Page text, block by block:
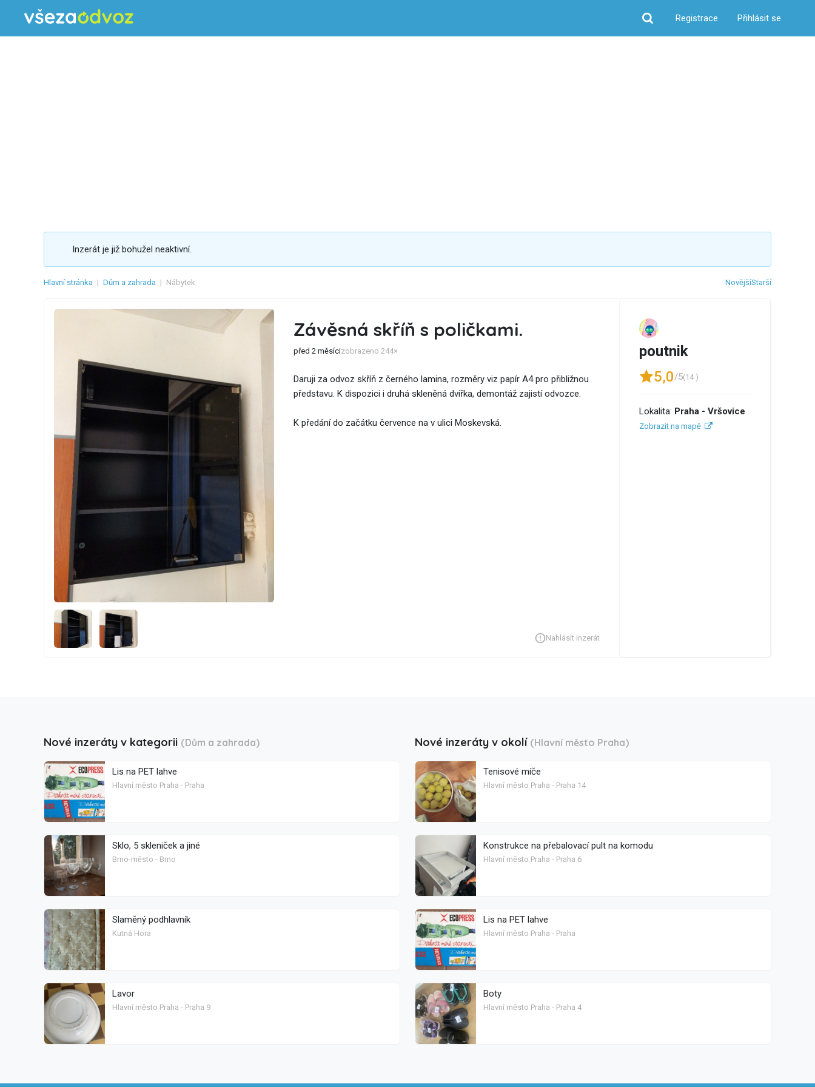
Hledat
Registrace Přihlásit se
Inzerát je již bohužel neaktivní.
Hlavní stránka | Dům a zahrada | Nábytek NovějšíStarší
Závěsná skříň s poličkami.
před 2 měsícizobrazeno 244×
Daruji za odvoz skříň z černého lamina, rozměry viz papír A4 pro přibližnou
představu. K dispozici i druhá skleněná dvířka, demontáž zajistí odvozce.
K předání do začátku července na v ulici Moskevská.
Nahlásit inzerát
poutnik
5,0/5(14 )
Lokalita: Praha - Vršovice
Zobrazit na mapě
Nové inzeráty v kategorii (Dům a zahrada)
Lis na PET lahve
Hlavní město Praha - Praha
Sklo, 5 skleniček a jiné
Brno-město - Brno
Slaměný podhlavník
Kutná Hora
Lavor
Hlavní město Praha - Praha 9
Nové inzeráty v okolí (Hlavní město Praha)
Tenisové míče
Hlavní město Praha - Praha 14
Konstrukce na přebalovací pult na komodu
Hlavní město Praha - Praha 6
Lis na PET lahve
Hlavní město Praha - Praha
Boty
Hlavní město Praha - Praha 4